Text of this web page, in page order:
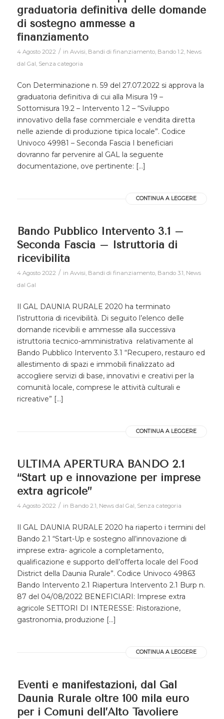
graduatoria definitiva delle domande
di sostegno ammesse a
finanziamento
4 Agosto 2022 / in Avvisi, Bandi di finanziamento, Bando 1.2, News
dal Gal, Senza categoria
Con Determinazione n. 59 del 27.07.2022 si approva la
graduatoria definitiva di cui alla Misura 19 –
Sottomisura 19.2 – Intervento 1.2 – “Sviluppo
innovativo della fase commerciale e vendita diretta
nelle aziende di produzione tipica locale”. Codice
Univoco 49981 – Seconda Fascia I beneficiari
dovranno far pervenire al GAL la seguente
documentazione, ove pertinente: […]
CONTINUA A LEGGERE
Bando Pubblico Intervento 3.1 –
Seconda Fascia – Istruttoria di
ricevibilità
4 Agosto 2022 / in Avvisi, Bandi di finanziamento, Bando 3.1, News
dal Gal
Il GAL DAUNIA RURALE 2020 ha terminato
l’istruttoria di ricevibilità. Di seguito l’elenco delle
domande ricevibili e ammesse alla successiva
istruttoria tecnico-amministrativa relativamente al
Bando Pubblico Intervento 3.1 “Recupero, restauro ed
allestimento di spazi e immobili finalizzato ad
accogliere servizi di base, innovativi e creativi per la
comunità locale, comprese le attività culturali e
ricreative” […]
CONTINUA A LEGGERE
ULTIMA APERTURA BANDO 2.1
“Start up e innovazione per imprese
extra agricole”
4 Agosto 2022 / in Bando 2.1, News dal Gal, Senza categoria
Il GAL DAUNIA RURALE 2020 ha riaperto i termini del
Bando 2.1 “Start-Up e sostegno all’innovazione di
imprese extra- agricole a completamento,
qualificazione e supporto dell’offerta locale del Food
District della Daunia Rurale”. Codice Univoco 49863
Bando Intervento 2.1 Riapertura Intervento 2.1 Burp n.
87 del 04/08/2022 BENEFICIARI: Imprese extra
agricole SETTORI DI INTERESSE: Ristorazione,
gastronomia, produzione […]
CONTINUA A LEGGERE
Eventi e manifestazioni, dal Gal
Daunia Rurale oltre 100 mila euro
per i Comuni dell’Alto Tavoliere